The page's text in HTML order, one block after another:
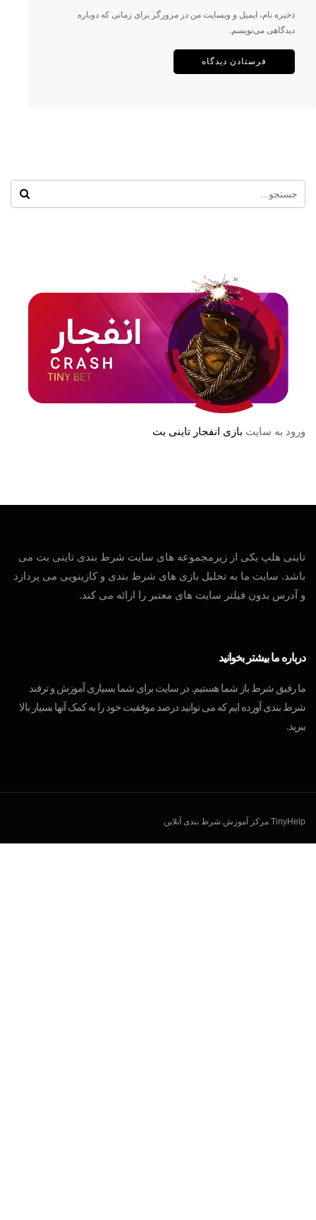
ذخیره نام، ایمیل و وبسایت من در مرورگر برای زمانی که دوباره
دیدگاهی می‌نویسم.
ورود به سایت بازی انفجار تاینی بت
تاینی هلپ یکی از زیرمجموعه های سایت شرط بندی تاینی بت می
باشد. سایت ما به تحلیل بازی های شرط بندی و کازینویی می پردازد
و آدرس بدون فیلتر سایت های معتبر را ارائه می کند.
درباره ما بیشتر بخوانید
ما رفیق شرط باز شما هستیم. در سایت برای شما بسیاری آموزش و ترفند
شرط بندی آورده ایم که می توانید درصد موفقیت خود را به کمک آنها بسیار بالا
ببرید.
TinyHelp مرکز آموزش شرط بندی آنلاین